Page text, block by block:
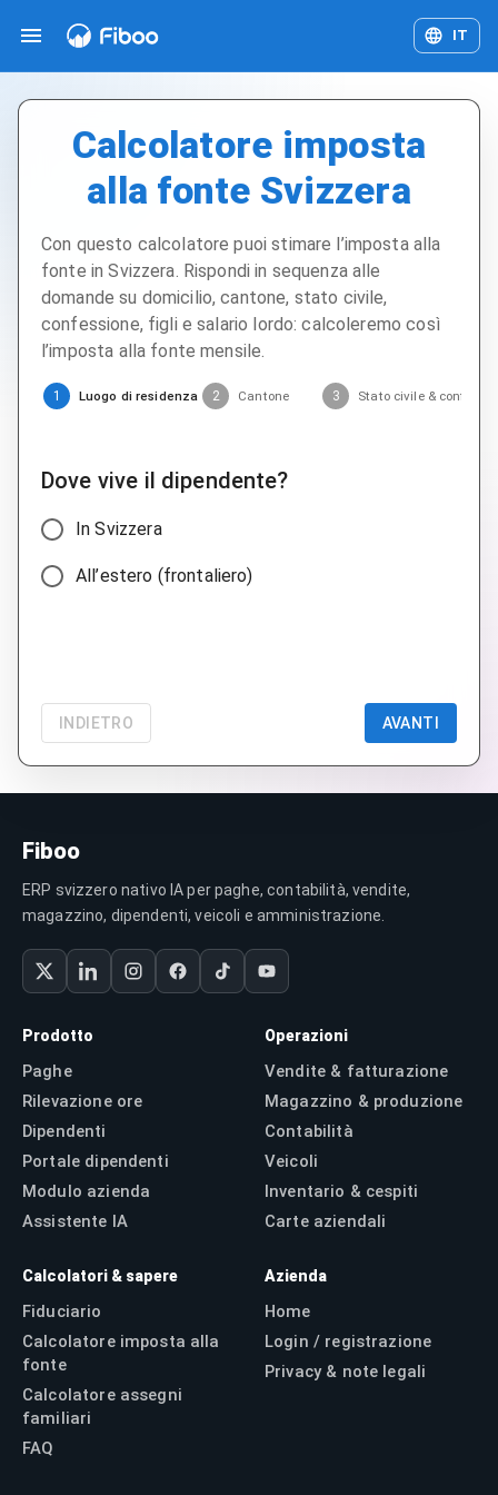
IT
Calcolatore imposta
alla fonte Svizzera
Con questo calcolatore puoi stimare l’imposta alla
fonte in Svizzera. Rispondi in sequenza alle
domande su domicilio, cantone, stato civile,
confessione, figli e salario lordo: calcoleremo così
l’imposta alla fonte mensile.
1 Luogo di residenza 2 Cantone 3 Stato civile &
Dove vive il dipendente?
In Svizzera
All’estero (frontaliero)
INDIETRO AVANTI
Fiboo
ERP svizzero nativo IA per paghe, contabilità, vendite,
magazzino, dipendenti, veicoli e amministrazione.
Prodotto
Paghe
Rilevazione ore
Dipendenti
Portale dipendenti
Modulo azienda
Assistente IA
Operazioni
Vendite & fatturazione
Magazzino & produzione
Contabilità
Veicoli
Inventario & cespiti
Carte aziendali
Calcolatori & sapere
Fiduciario
Calcolatore imposta alla
fonte
Calcolatore assegni
familiari
FAQ
Azienda
Home
Login / registrazione
Privacy & note legali